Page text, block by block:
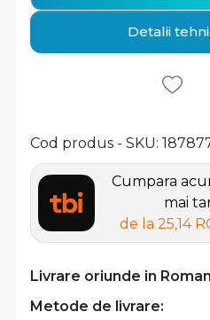
Cumpara
mai
de la 25,14
Livrare oriunde in
Cod produs - SKU
Metode de livrare:
Detalii